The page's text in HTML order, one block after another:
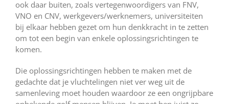
ook daar buiten, zoals vertegenwoordigers van FNV,
VNO en CNV, werkgevers/werknemers, universiteiten
bij elkaar hebben gezet om hun denkkracht in te zetten
om tot een begin van enkele oplossingsrichtingen te
komen.
Die oplossingsrichtingen hebben te maken met de
gedachte dat je vluchtelingen niet ver weg uit de
samenleving moet houden waardoor ze een ongrijpbare